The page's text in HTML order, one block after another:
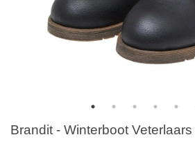
Brandit - Winterboot